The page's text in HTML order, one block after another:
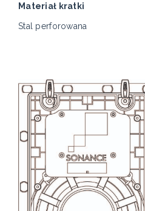
Materiał kratki
Stal perforowana